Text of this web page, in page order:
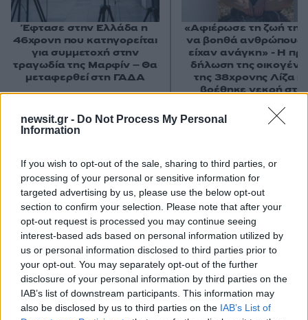
newsit.gr - Do Not Process My Personal
Information
If you wish to opt-out of the sale, sharing to third parties, or
processing of your personal or sensitive information for
targeted advertising by us, please use the below opt-out
section to confirm your selection. Please note that after your
opt-out request is processed you may continue seeing
interest-based ads based on personal information utilized by
us or personal information disclosed to third parties prior to
your opt-out. You may separately opt-out of the further
disclosure of your personal information by third parties on the
IAB’s list of downstream participants. This information may
also be disclosed by us to third parties on the IAB’s List of
Σχόλια
Σχολίασε εδώ
50 /50
Έφτασε στην Ελλάδα η
46χρονη που κατηγορείται
για συμμετοχή στην
τραγωδία της Μαρφίν – Θα
μεταφερθεί στη ΓΑΔΑ
«Αφιέρωσε τη ζωή της
να βοηθά ανθρώπους
είχαν ανάγκη» - Η
δήλωση της
της 38χρονης Λίζα
βρέθηκε νεκρή